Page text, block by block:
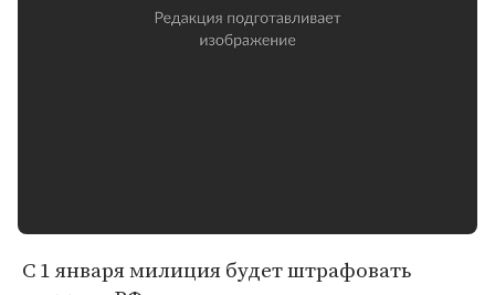
С 1 января милиция будет штрафовать